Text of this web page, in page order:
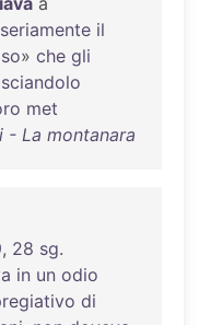
seriamente il
» che gli
met
- La montanara
, 28 sg.
in un odio
di